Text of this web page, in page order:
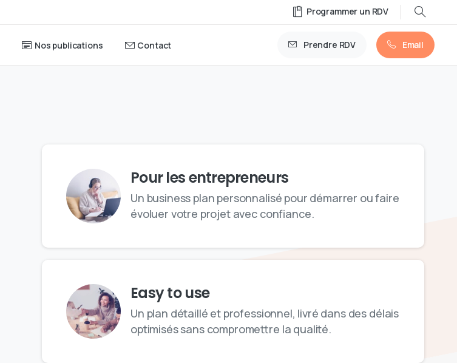
Programmer un RDV
Nos publications Contact Prendre RDV Email
Pour les entrepreneurs
Un business plan personnalisé pour démarrer ou faire
évoluer votre projet avec confiance.
Easy to use
Un plan détaillé et professionnel, livré dans des délais
optimisés sans compromettre la qualité.